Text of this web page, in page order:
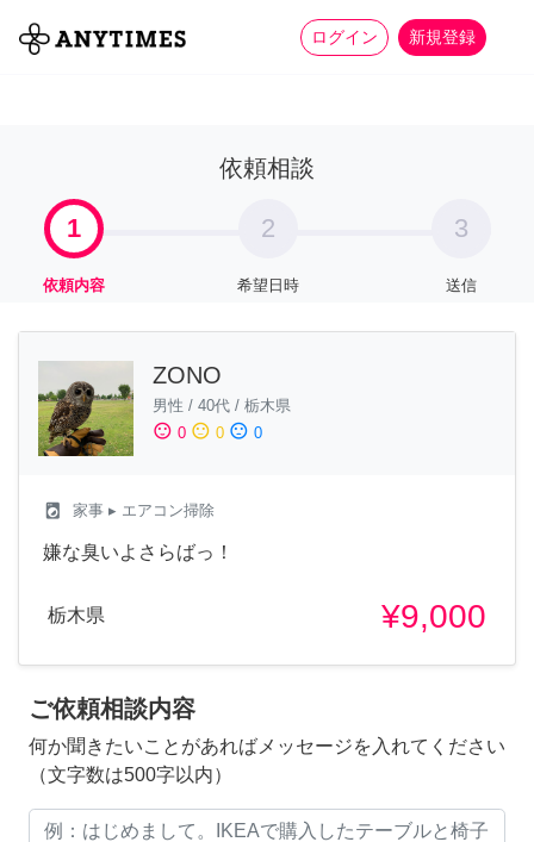
ログイン 新規登録
全て 家事 more_horiz
依頼相談
1
依頼内容
2
希望日時
3
送信
ZONO
男性 / 40代 / 栃木県
sentiment_satisfied 0 sentiment_neutral 0 sentiment_dissatisfied 0
local_laundry_service 家事 ▸ エアコン掃除
嫌な臭いよさらばっ！
栃木県 ¥9,000
ご依頼相談内容
何か聞きたいことがあればメッセージを入れてください
（文字数は500字以内）